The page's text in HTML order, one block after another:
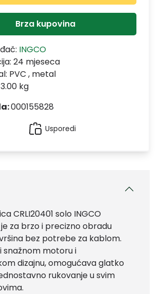
CRLI20401 solo INGCO
za brzo i precizno obradu
bez potrebe za kablom.
snažnom motoru i
dizajnu, omogućava glatko
rukovanje u svim
Brza kupovina
INGCO
24 mjeseca
PVC , metal
kg
000155828
Usporedi